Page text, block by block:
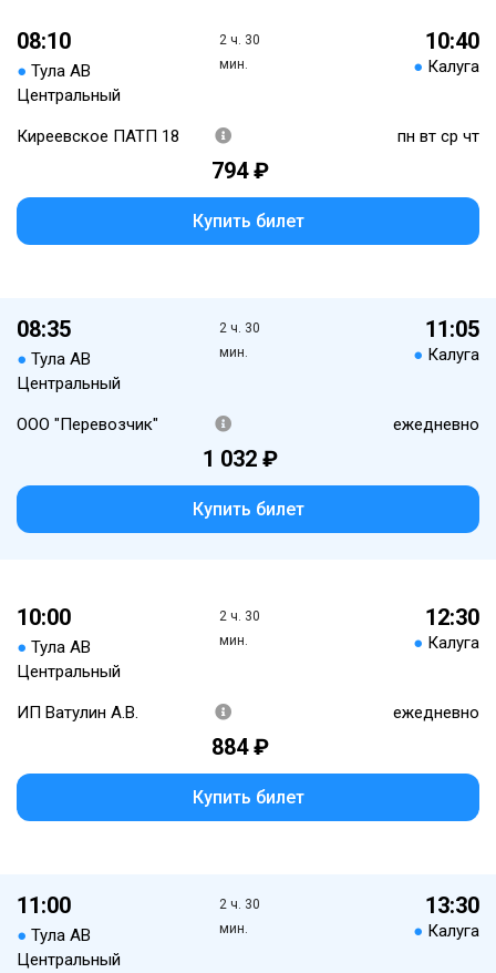
08:10
● Тула АВ
Центральный
2 ч. 30
мин.
10:40
● Калуга
Киреевское ПАТП 18 пн вт ср чт
794 ₽
Купить билет
08:35
● Тула АВ
Центральный
2 ч. 30
мин.
11:05
● Калуга
ООО "Перевозчик" ежедневно
1 032 ₽
Купить билет
10:00
● Тула АВ
Центральный
2 ч. 30
мин.
12:30
● Калуга
ИП Ватулин А.В. ежедневно
884 ₽
Купить билет
11:00
● Тула АВ
Центральный
2 ч. 30
мин.
13:30
● Калуга